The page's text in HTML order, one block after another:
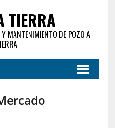
TIERRA
MANTENIMIENTO DE POZO A